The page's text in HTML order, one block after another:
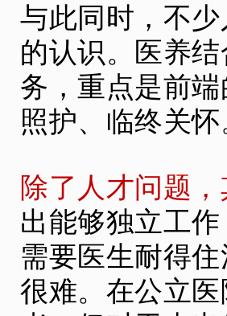
与此同时，不
的认识。医养
务，重点是前
照护、临终关怀
除了人才问题
出能够独立工
需要医生耐得
很难。在公立